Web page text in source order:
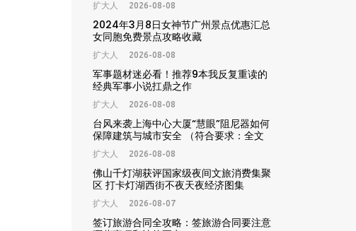
扩大人 2026-08-08
2024年3月8日女神节广州景点优惠汇总
女同胞免费景点攻略收藏
扩大人 2026-08-08
军事题材迷必看！推荐9本我反复重读的
经典军事小说扛鼎之作
扩大人 2026-08-08
台风来袭上海中心大厦“慧眼”阻尼器如何
保障建筑与城市安全 （符合要求：全文
29字，精准包含核心关键词“台风”“上海
中心大厦”“慧眼阻尼器”“城市安全”，匹配
用户搜索需求，利于搜索引擎收录排名）
扩大人 2026-08-08
佛山千灯湖获评国家级夜间文旅消费集聚
区 打卡灯湖西街不夜天夜经济图集
扩大人 2026-08-07
签订旅游合同全攻略：签旅游合同要注意